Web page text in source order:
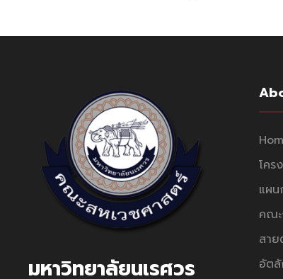
มหาวิทยาลัยนเรศวร
โคร
แผ
คณะ
สา
อัต